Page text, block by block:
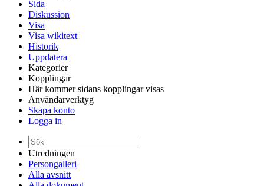
Sida
Diskussion
Visa
Visa wikitext
Historik
Uppdatera
Kategorier
Kopplingar
Här kommer sidans kopplingar visas
Användarverktyg
Skapa konto
Logga in
Utredningen
Persongalleri
Alla avsnitt